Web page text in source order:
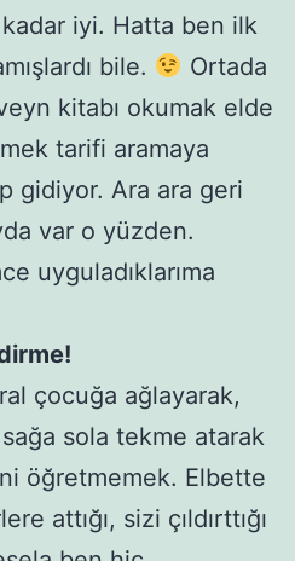
iyi. Hatta ben ilk
bile.
Ortada
kitabı okumak elde
tarifi aramaya
gidiyor. Ara ara geri
var o yüzden.
uyguladıklarıma
çocuğa ağlayarak,
sağa sola tekme atarak
öğretmemek. Elbette
attığı, sizi çıldırttığı